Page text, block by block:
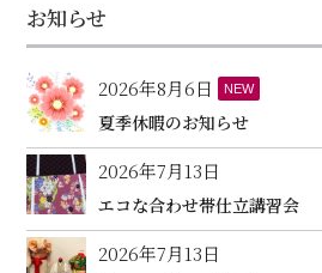
お知らせ
2026年8月6日 NEW
夏季休暇のお知らせ
2026年7月13日
エコな合わせ帯仕立講習会
2026年7月13日